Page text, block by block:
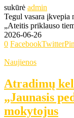
sukūrė admin
Tegul vasara įkvepia
„Ateitis priklauso
2026-06-26
0 FacebookTwitter
Naujienos
Atradimų
„Jaunasis
mokytojus